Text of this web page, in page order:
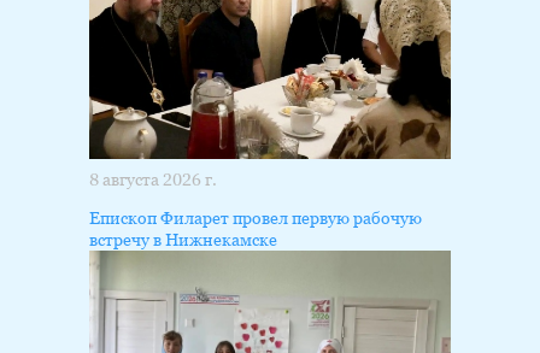
8 августа 2026 г.
Епископ Филарет провел первую рабочую
встречу в Нижнекамске